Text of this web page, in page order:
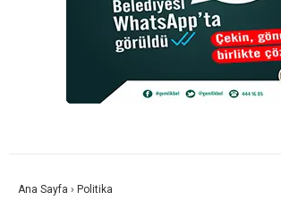
Ana Sayfa › Politika